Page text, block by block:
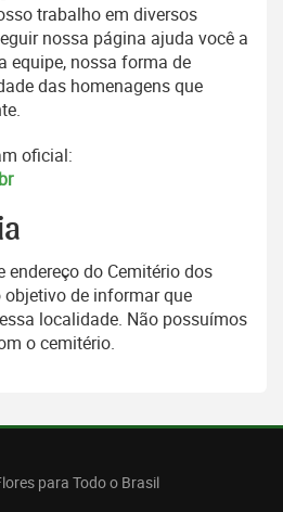
trabalho em diversos
nossa página ajuda você a
equipe, nossa forma de
das homenagens que
oficial:
endereço do Cemitério dos
de informar que
localidade. Não possuímos
o cemitério.
para Todo o Brasil